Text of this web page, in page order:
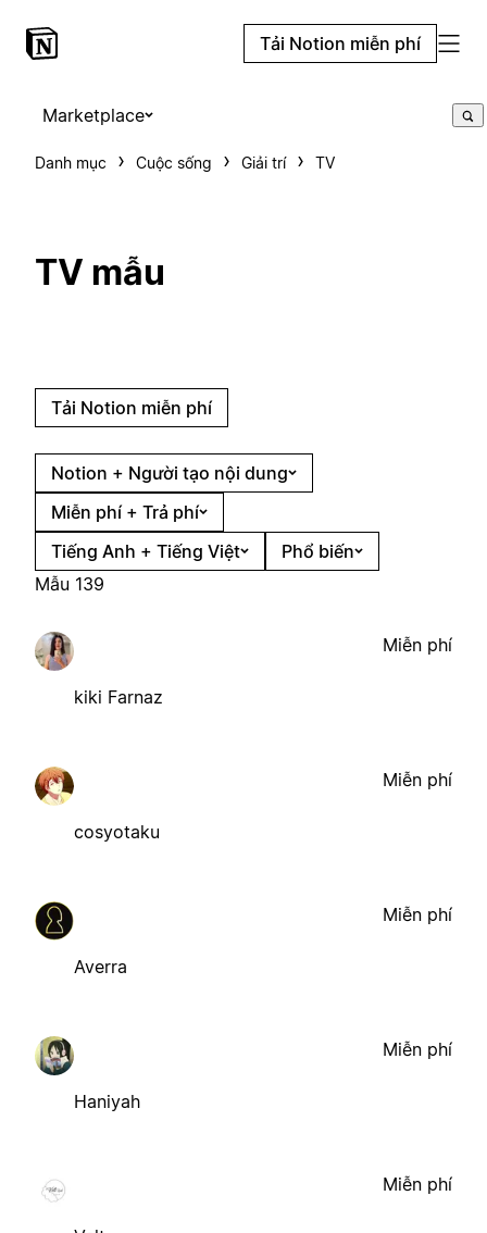
Tải Notion miễn phí
Marketplace
Danh mục Cuộc sống Giải trí TV
TV mẫu
Tải Notion miễn phí
Notion + Người tạo nội dung
Miễn phí + Trả phí
Tiếng Anh + Tiếng Việt
Phổ biến
Mẫu 139
kiki Farnaz
Miễn phí
cosyotaku
Miễn phí
Averra
Miễn phí
Haniyah
Miễn phí
Miễn phí